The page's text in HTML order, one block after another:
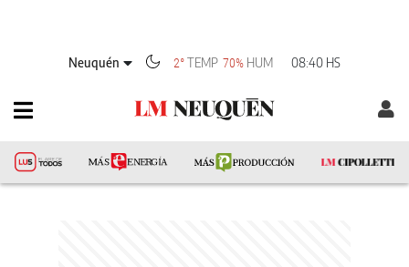
Neuquén 2°TEMP 70% HUM 08:40 HS